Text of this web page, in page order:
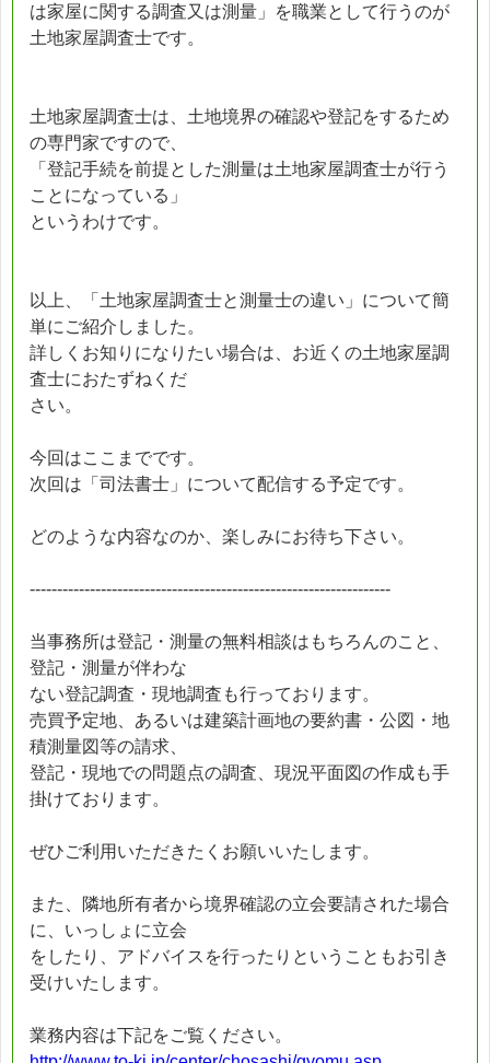
は家屋に関する調査又は測量」を職業として行うのが
土地家屋調査士です。
土地家屋調査士は、土地境界の確認や登記をするため
の専門家ですので、
「登記手続を前提とした測量は土地家屋調査士が行う
ことになっている」
というわけです。
以上、「土地家屋調査士と測量士の違い」について簡
単にご紹介しました。
詳しくお知りになりたい場合は、お近くの土地家屋調
査士におたずねくだ
さい。
今回はここまでです。
次回は「司法書士」について配信する予定です。
どのような内容なのか、楽しみにお待ち下さい。
------------------------------------------------------------------
当事務所は登記・測量の無料相談はもちろんのこと、
登記・測量が伴わな
ない登記調査・現地調査も行っております。
売買予定地、あるいは建築計画地の要約書・公図・地
積測量図等の請求、
登記・現地での問題点の調査、現況平面図の作成も手
掛けております。
ぜひご利用いただきたくお願いいたします。
また、隣地所有者から境界確認の立会要請された場合
に、いっしょに立会
をしたり、アドバイスを行ったりということもお引き
受けいたします。
業務内容は下記をご覧ください。